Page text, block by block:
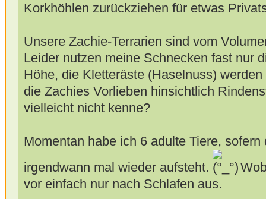
Korkhöhlen zurückziehen für etwas
Unsere Zachie-Terrarien sind vom
Leider nutzen meine Schnecken fast nur
Höhe, die Kletteräste (Haselnuss)
die Zachies Vorlieben hinsichtlich
vielleicht nicht kenne?
Momentan habe ich 6 adulte Tiere,
irgendwann mal wieder aufsteht.
vor einfach nur nach Schlafen aus.